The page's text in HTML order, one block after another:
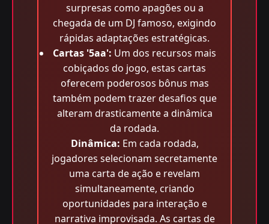
surpresas como apagões ou a
chegada de um DJ famoso, exigindo
rápidas adaptações estratégicas.
Cartas '5aa': Um dos recursos mais
cobiçados do jogo, estas cartas
oferecem poderosos bônus mas
também podem trazer desafios que
alteram drasticamente a dinâmica
da rodada.
Dinâmica: Em cada rodada,
jogadores selecionam secretamente
uma carta de ação e revelam
simultaneamente, criando
oportunidades para interação e
narrativa improvisada. As cartas de